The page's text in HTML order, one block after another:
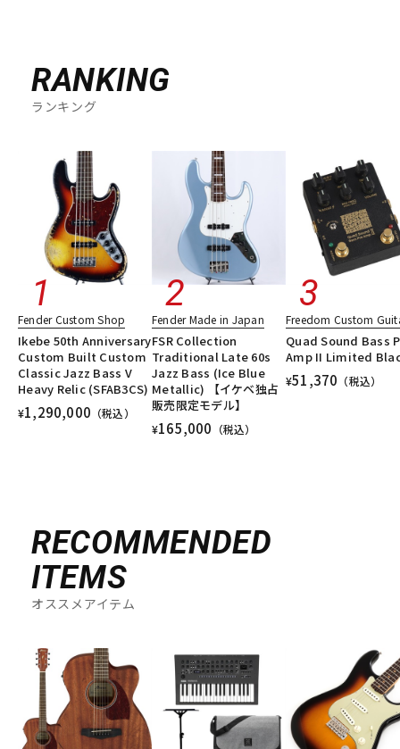
RANKING
ランキング
Fender Custom Shop
Ikebe 50th Anniversary
Custom Built Custom
Classic Jazz Bass V
Heavy Relic (SFAB3CS)
¥1,290,000 （税込）
Fender Made in Japan
FSR Collection
Traditional Late 60s
Jazz Bass (Ice Blue
Metallic) 【イケベ独占
販売限定モデル】
¥165,000 （税込）
Freedom Custom
Quad Sound Bass
Amp II Limited
¥51,370 （税込）
RECOMMENDED
ITEMS
オススメアイテム